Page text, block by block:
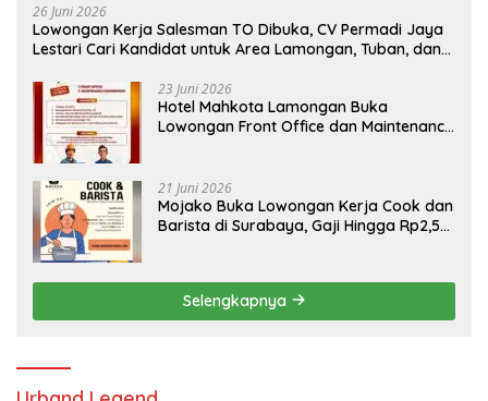
26 Juni 2026
Lowongan Kerja Salesman TO Dibuka, CV Permadi Jaya
Lestari Cari Kandidat untuk Area Lamongan, Tuban, dan
23 Juni 2026
Hotel Mahkota Lamongan Buka
Lowongan Front Office dan Maintenance
21 Juni 2026
Mojako Buka Lowongan Kerja Cook dan
Barista di Surabaya, Gaji Hingga Rp2,5
Selengkapnya